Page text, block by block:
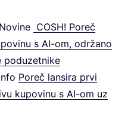
COSH! Poreč
s AI-om, održa­no
podu­zet­ni­ke
Poreč lan­si­ra prvi
kupo­vinu s AI-om uz